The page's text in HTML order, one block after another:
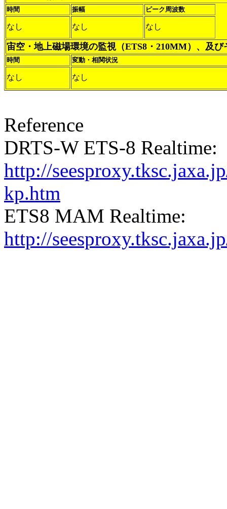
時間 振幅 ピーク周波数
なし なし なし
宙空・地上磁場環境の監視（ETS8・210MM）、及び
時間 変動・相関状況
なし なし
Reference
DRTS-W ETS-8 Realtime:
http://
kp.htm
ETS8 MAM Realtime:
http://